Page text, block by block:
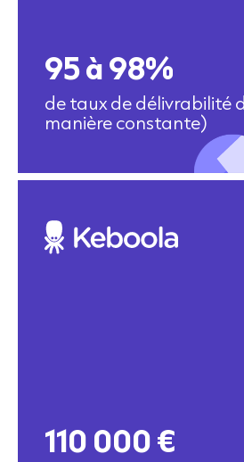
95 à 98%
de taux de délivrabilité
manière constante)
110 000 €